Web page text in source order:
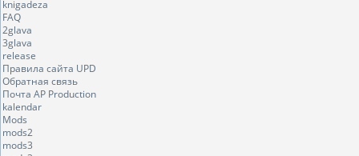
knigadeza
FAQ
2glava
3glava
release
Правила сайта UPD
Обратная связь
Почта AP Production
kalendar
Mods
mods2
mods3